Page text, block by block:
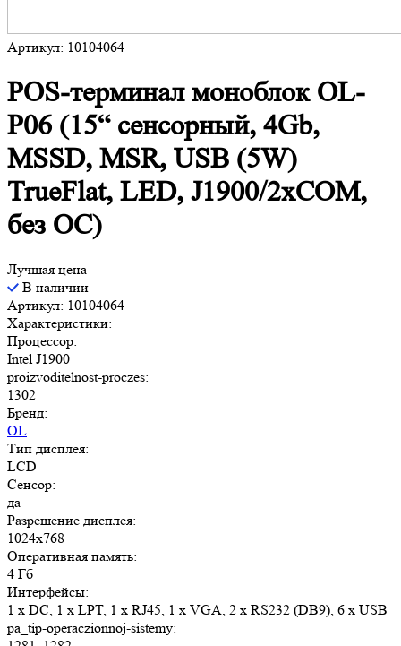
Артикул: 10104064
POS-терминал моноблок OL-
P06 (15“ сенсорный, 4Gb,
MSSD, MSR, USB (5W)
TrueFlat, LED, J1900/2xCOM,
без ОС)
Лучшая цена
В наличии
Артикул: 10104064
Характеристики:
Процессор:
Intel J1900
proizvoditelnost-proczes:
1302
Бренд:
OL
Тип дисплея:
LCD
Сенсор:
да
Разрешение дисплея:
1024x768
Оперативная память:
4 Гб
Интерфейсы:
1 x DC, 1 x LPT, 1 x RJ45, 1 x VGA, 2 х RS232 (DB9), 6 x USB
pa_tip-operaczionnoj-sistemy: